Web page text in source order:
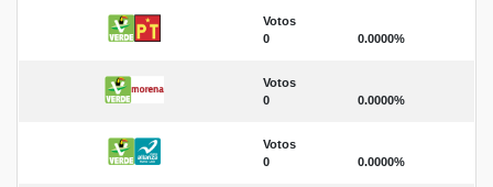
Votos
0
0.0000%
Votos
0
0.0000%
Votos
0
0.0000%